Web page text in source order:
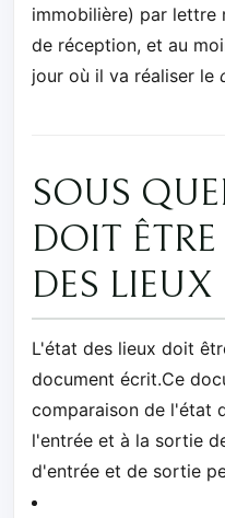
immobilière) par lettre
de réception, et au
jour où il va réaliser le
SOUS
DOIT
DES LIEUX
L'état des lieux doit
document écrit.Ce
comparaison de l'état
l'entrée et à la sortie
d'entrée et de sortie